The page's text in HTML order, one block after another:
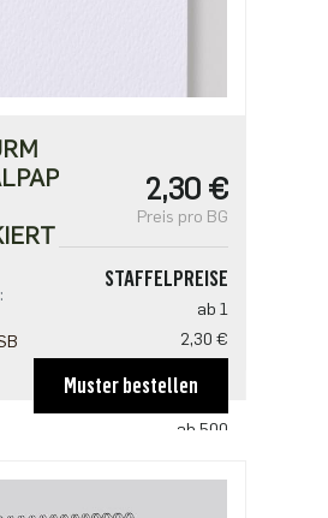
・
2,30 €
Preis pro BG
STAFFELPREISE
ab 1
2,30 €
1,59 €
ab 500
Muster bestellen